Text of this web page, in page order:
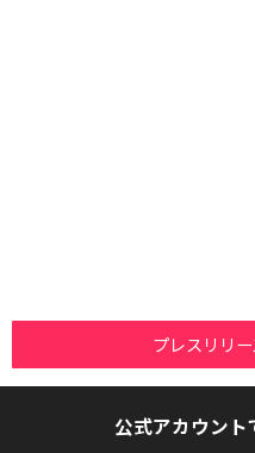
プレスリリ
公式アカウント